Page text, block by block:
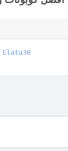
Elata30